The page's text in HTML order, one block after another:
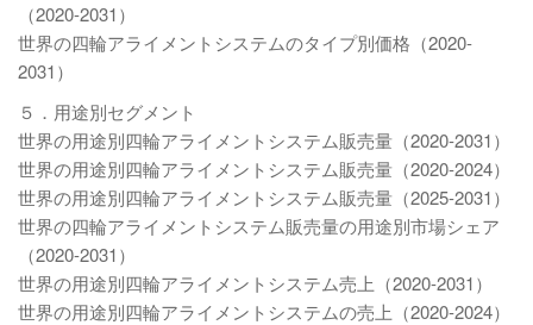
（2020-2031）
世界の四輪アライメントシステムのタイプ別価格（2020-
2031）
５．用途別セグメント
世界の用途別四輪アライメントシステム販売量（2020-2031）
世界の用途別四輪アライメントシステム販売量（2020-2024）
世界の用途別四輪アライメントシステム販売量（2025-2031）
世界の四輪アライメントシステム販売量の用途別市場シェア
（2020-2031）
世界の用途別四輪アライメントシステム売上（2020-2031）
世界の用途別四輪アライメントシステムの売上（2020-2024）